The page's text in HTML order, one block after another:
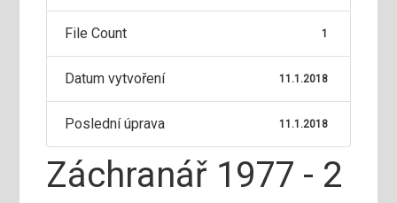
File Count 1
Datum vytvoření 11.1.2018
Poslední úprava 11.1.2018
Záchranář 1977 - 2